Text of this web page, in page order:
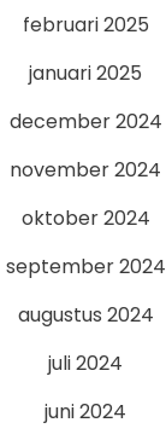
februari 2025
januari 2025
december 2024
november 2024
oktober 2024
september 2024
augustus 2024
juli 2024
juni 2024